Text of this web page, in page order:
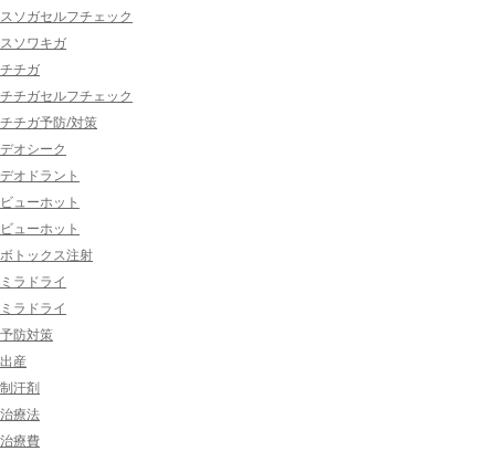
スソガセルフチェック
スソワキガ
チチガ
チチガセルフチェック
チチガ予防/対策
デオシーク
デオドラント
ビューホット
ビューホット
ボトックス注射
ミラドライ
ミラドライ
予防対策
出産
制汗剤
治療法
治療費